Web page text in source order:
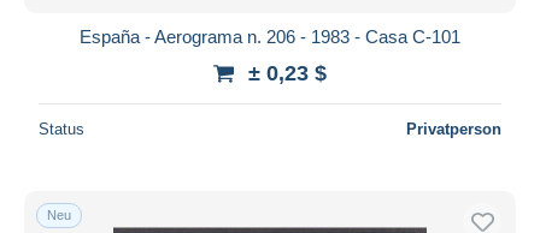
España - Aerograma n. 206 - 1983 - Casa C-101
± 0,23 $
Status Privatperson
Neu